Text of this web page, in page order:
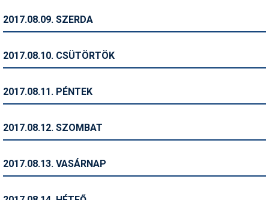
Pályázatok
Síbérletárak
Sífelszerelés
2017.08.09. SZERDA
2017.08.10. CSÜTÖRTÖK
2017.08.11. PÉNTEK
2017.08.12. SZOMBAT
2017.08.13. VASÁRNAP